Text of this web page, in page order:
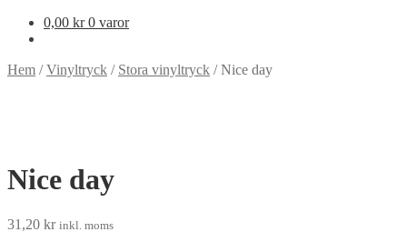
0,00 kr 0 varor
Hem /Vinyltryck / Stora vinyltryck /Nice day
Nice day
31,20 kr inkl. moms